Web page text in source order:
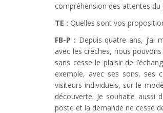
compréhension des attentes du
TE : Quelles sont vos
FB-P : Depuis quatre ans, j’ai
avec les crèches, nous
sans cesse le plaisir de
exemple, avec ses sons, ses
visiteurs individuels, sur le
découverte. Je souhaite aussi
poste et la demande ne cesse